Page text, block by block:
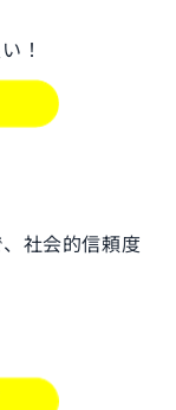
！
社会的信頼度